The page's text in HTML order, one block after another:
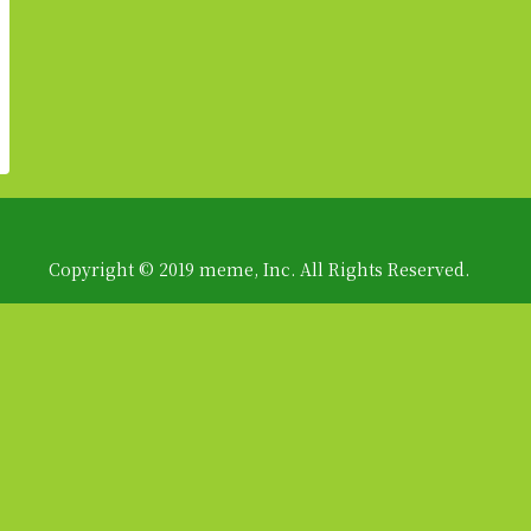
Copyright © 2019 meme, Inc. All Rights Reserved.